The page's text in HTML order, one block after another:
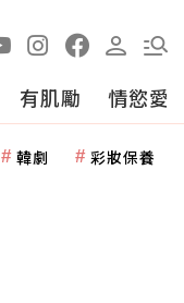
有肌勵 情慾愛
韓劇 彩妝保養